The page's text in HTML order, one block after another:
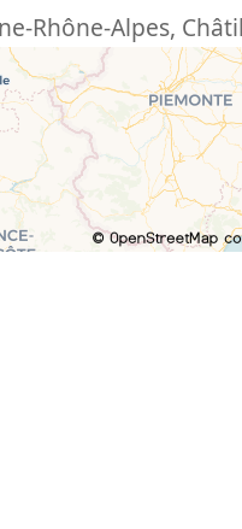
Rhône-Alpes,